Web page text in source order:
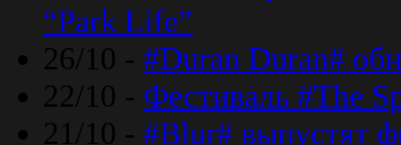
“Park Life”
26/10 - #Duran Duran#
22/10 - Фестиваль #The
21/10 - #Blur# выпустят